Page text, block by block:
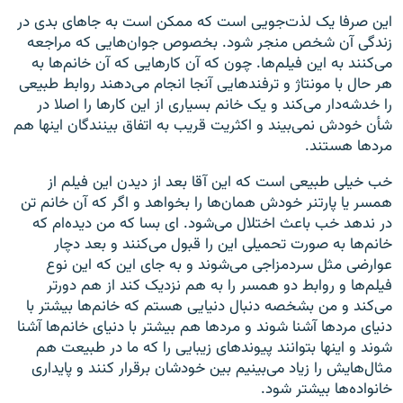
این صرفا یک لذت‌جویی است که ممکن است به جاهای بدی در
زندگی آن شخص منجر شود. بخصوص جوان‌هایی که مراجعه
می‌کنند به این فیلم‌ها. چون که آن کارهایی که آن خانم‌‌ها به
هر حال با مونتاژ و ترفندهایی آنجا انجام می‌دهند روابط طبیعی
را خدشه‌دار می‌کند و یک خانم بسیاری از این کارها را اصلا در
شأن خودش نمی‌بیند و اکثریت قریب به اتفاق بینندگان اینها هم
مردها هستند.
خب خیلی طبیعی است که این آقا بعد از دیدن این فیلم از
همسر یا پارتنر خودش همان‌ها را بخواهد و اگر که آن خانم تن
در ندهد خب باعث اختلال می‌شود. ای بسا که من دیده‌ام که
خانم‌ها به صورت تحمیلی این را قبول می‌کنند و بعد دچار
عوارضی مثل سردمزاجی می‌شوند و به جای این که این نوع
فیلم‌ها و روابط دو همسر را به هم نزدیک کند از هم دورتر
می‌کند و من بشخصه دنبال دنیایی هستم که خانم‌ها بیشتر با
دنیای مردها آشنا شوند و مردها هم بیشتر با دنیای خانم‌ها آشنا
شوند و اینها بتوانند پیوندهای زیبایی را که ما در طبیعت هم
مثال‌هایش را زیاد می‌بینیم بین خودشان برقرار کنند و پایداری
خانواده‌‌ها بیشتر شود.